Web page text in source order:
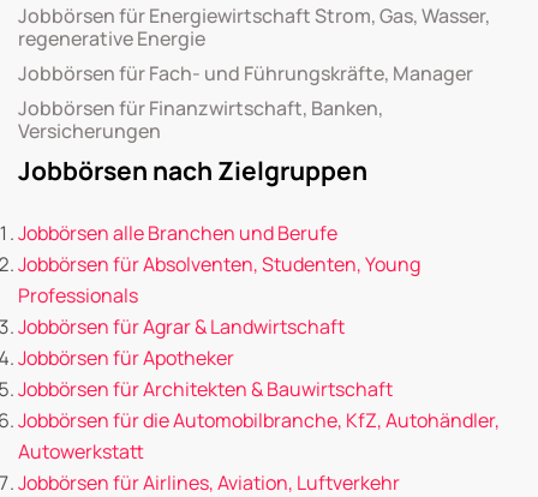
Jobbörsen für Energiewirtschaft Strom, Gas, Wasser,
regenerative Energie
Jobbörsen für Fach- und Führungskräfte, Manager
Jobbörsen für Finanzwirtschaft, Banken,
Versicherungen
Jobbörsen nach Zielgruppen
Jobbörsen alle Branchen und Berufe
Jobbörsen für Absolventen, Studenten, Young
Professionals
Jobbörsen für Agrar & Landwirtschaft
Jobbörsen für Apotheker
Jobbörsen für Architekten & Bauwirtschaft
Jobbörsen für die Automobilbranche, KfZ, Autohändler,
Autowerkstatt
Jobbörsen für Airlines, Aviation, Luftverkehr